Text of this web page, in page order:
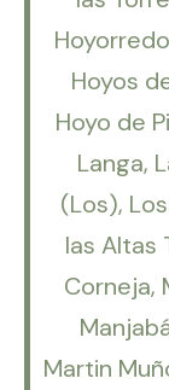
Hoyos
Hoyo de
Langa,
(Los),
las Altas
Corneja,
Martin